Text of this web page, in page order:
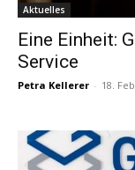
Aktuelles
Eine Einheit:
Service
Petra Kellerer - 18.